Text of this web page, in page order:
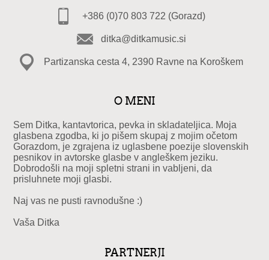
+386 (0)70 803 722 (Gorazd)
ditka@ditkamusic.si
Partizanska cesta 4, 2390 Ravne na Koroškem
O MENI
Sem Ditka, kantavtorica, pevka in skladateljica. Moja
glasbena zgodba, ki jo pišem skupaj z mojim očetom
Gorazdom, je zgrajena iz uglasbene poezije slovenskih
pesnikov in avtorske glasbe v angleškem jeziku.
Dobrodošli na moji spletni strani in vabljeni, da
prisluhnete moji glasbi.
Naj vas ne pusti ravnodušne :)
Vaša Ditka
PARTNERJI